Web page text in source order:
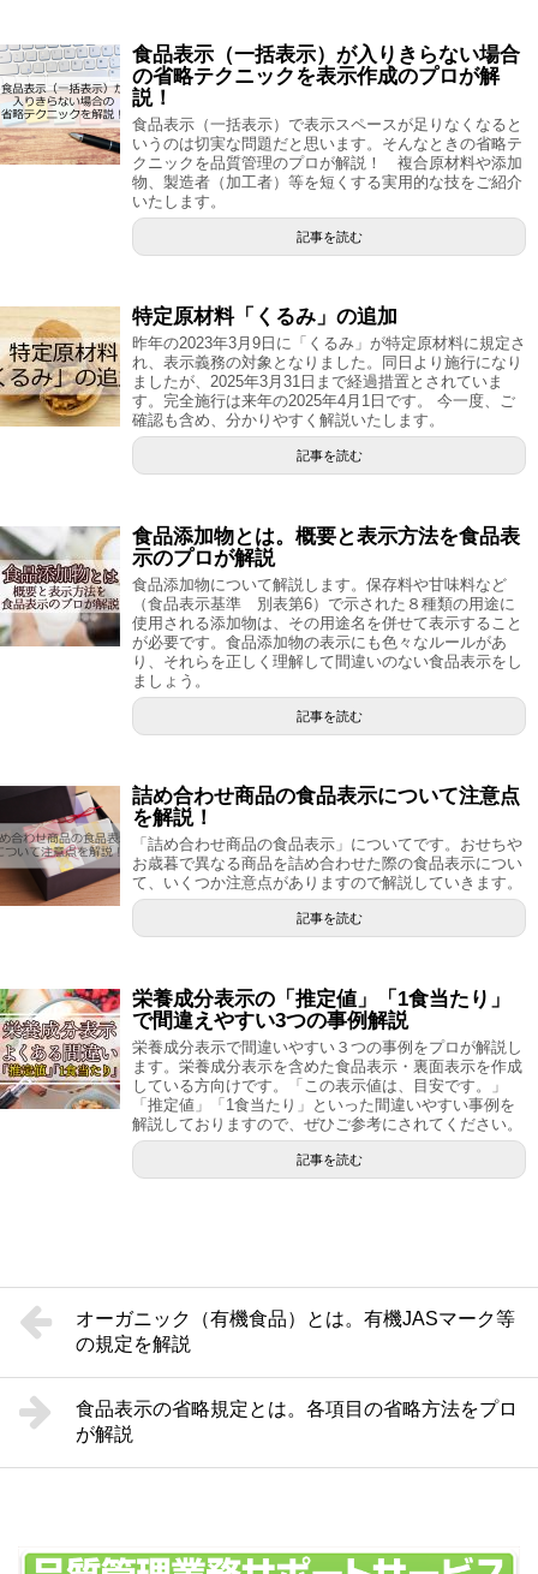
食品表示（一括表示）が入りきらない場合
の省略テクニックを表示作成のプロが解
説！
食品表示（一括表示）で表示スペースが足りなくなると
いうのは切実な問題だと思います。そんなときの省略テ
クニックを品質管理のプロが解説！ 複合原材料や添加
物、製造者（加工者）等を短くする実用的な技をご紹介
いたします。
記事を読む
特定原材料「くるみ」の追加
昨年の2023年3月9日に「くるみ」が特定原材料に規定さ
れ、表示義務の対象となりました。同日より施行になり
ましたが、2025年3月31日まで経過措置とされていま
す。完全施行は来年の2025年4月1日です。 今一度、ご
確認も含め、分かりやすく解説いたします。
記事を読む
食品添加物とは。概要と表示方法を食品表
示のプロが解説
食品添加物について解説します。保存料や甘味料など
（食品表示基準 別表第6）で示された８種類の用途に
使用される添加物は、その用途名を併せて表示すること
が必要です。食品添加物の表示にも色々なルールがあ
り、それらを正しく理解して間違いのない食品表示をし
ましょう。
記事を読む
詰め合わせ商品の食品表示について注意点
を解説！
「詰め合わせ商品の食品表示」についてです。おせちや
お歳暮で異なる商品を詰め合わせた際の食品表示につい
て、いくつか注意点がありますので解説していきます。
記事を読む
栄養成分表示の「推定値」「1食当たり」
で間違えやすい3つの事例解説
栄養成分表示で間違いやすい３つの事例をプロが解説し
ます。栄養成分表示を含めた食品表示・裏面表示を作成
している方向けです。「この表示値は、目安です。」
「推定値」「1食当たり」といった間違いやすい事例を
解説しておりますので、ぜひご参考にされてください。
記事を読む
オーガニック（有機食品）とは。有機JASマーク等
の規定を解説
食品表示の省略規定とは。各項目の省略方法をプロ
が解説